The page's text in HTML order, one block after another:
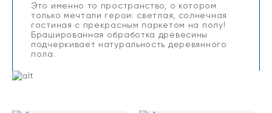
Это именно то пространство, о котором
только мечтали герои: светлая, солнечная
гостиная с прекрасным паркетом на полу!
Брашированная обработка древесины
подчеркивает натуральность деревянного
пола.